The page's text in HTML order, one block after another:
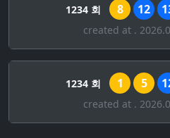
1234 회 8 12
created at .
1234 회 1 5
created at .